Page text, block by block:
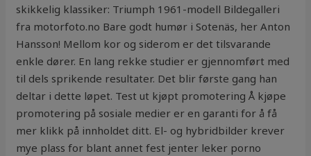
skikkelig klassiker: Triumph 1961-modell Bildegalleri
fra motorfoto.no Bare godt humør i Sotenäs, her Anton
Hansson! Mellom kor og siderom er det tilsvarande
enkle dører. En lang rekke studier er gjennomført med
til dels sprikende resultater. Det blir første gang han
deltar i dette løpet. Test ut kjøpt promotering Å kjøpe
promotering på sosiale medier er en garanti for å få
mer klikk på innholdet ditt. El- og hybridbilder krever
mye plass for blant annet fest jenter leker porno